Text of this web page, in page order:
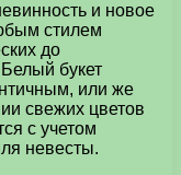
и новое
стилем
до
букет
или же
свежих цветов
с учетом
невесты.